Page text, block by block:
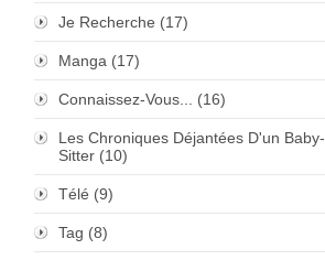
Je Recherche (17)
Manga (17)
Connaissez-Vous... (16)
Les Chroniques Déjantées D'un Baby-
Sitter (10)
Télé (9)
Tag (8)